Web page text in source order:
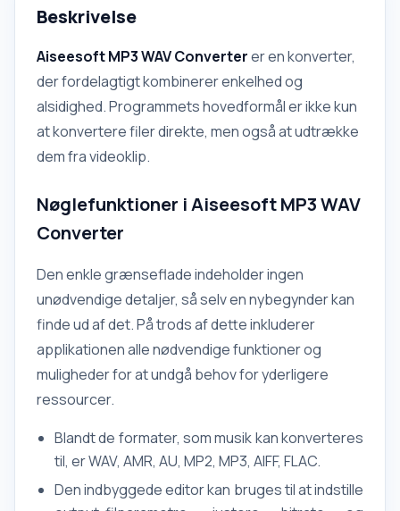
Beskrivelse
Aiseesoft MP3 WAV Converterer en konverter,
der fordelagtigt kombinerer enkelhed og
alsidighed. Programmets hovedformål er ikke kun
at konvertere filer direkte, men også at udtrække
dem fra videoklip.
Nøglefunktioner i Aiseesoft MP3 WAV
Converter
Den enkle grænseflade indeholder ingen
unødvendige detaljer, så selv en nybegynder kan
finde ud af det. På trods af dette inkluderer
applikationen alle nødvendige funktioner og
muligheder for at undgå behov for yderligere
ressourcer.
Blandt de formater, som musik kan konverteres
til, er WAV, AMR, AU, MP2, MP3, AIFF, FLAC.
Den indbyggede editor kan bruges til at indstille